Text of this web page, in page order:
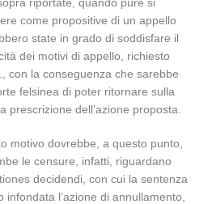
come propositive di un appello
state in grado di soddisfare il
dei motivi di appello, richiesto
con la conseguenza che sarebbe
felsinea di poter ritornare sulla
prescrizione dell’azione proposta.
motivo dovrebbe, a questo punto,
le censure, infatti, riguardano
decidendi, con cui la sentenza
l’azione di annullamento,